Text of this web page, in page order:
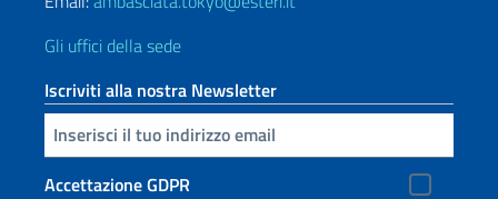
Gli uffici della sede
Iscriviti alla nostra Newsletter
Inserisci la tua email
Accettazione GDPR